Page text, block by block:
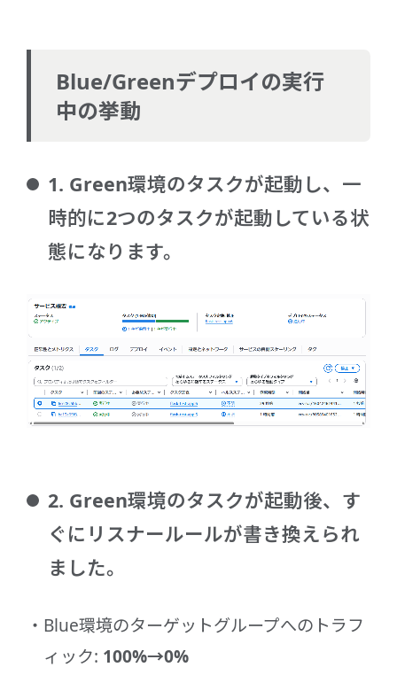
Blue/Greenデプロイの実行
中の挙動
1. Green環境のタスクが起動し、一
時的に2つのタスクが起動している状
態になります。
2. Green環境のタスクが起動後、す
ぐにリスナールールが書き換えられ
ました。
Blue環境のターゲットグループへのトラフ
ィック: 100%→0%